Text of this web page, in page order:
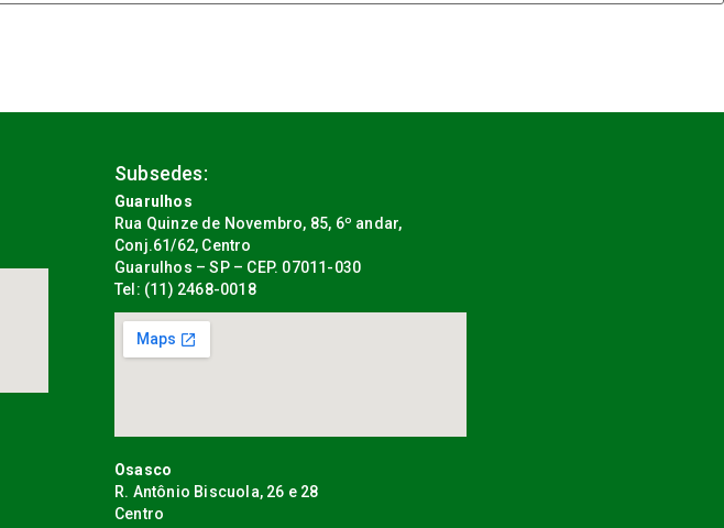
Subsedes:
Guarulhos
Rua Quinze de Novembro, 85, 6º andar,
Conj.61/62, Centro
Guarulhos – SP – CEP. 07011-030
Tel: (11) 2468-0018
Osasco
R. Antônio Biscuola, 26 e 28
Centro